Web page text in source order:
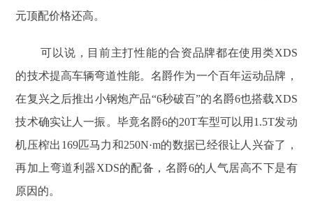
元顶配价格还高。
可以说，目前主打性能的合资品牌都在使用类XDS
的技术提高车辆弯道性能。名爵作为一个百年运动品牌，
在复兴之后推出小钢炮产品“6秒破百”的名爵6也搭载XDS
技术确实让人一振。毕竟名爵6的20T车型可以用1.5T发动
机压榨出169匹马力和250N·m的数据已经很让人兴奋了，
再加上弯道利器XDS的配备，名爵6的人气居高不下是有
原因的。